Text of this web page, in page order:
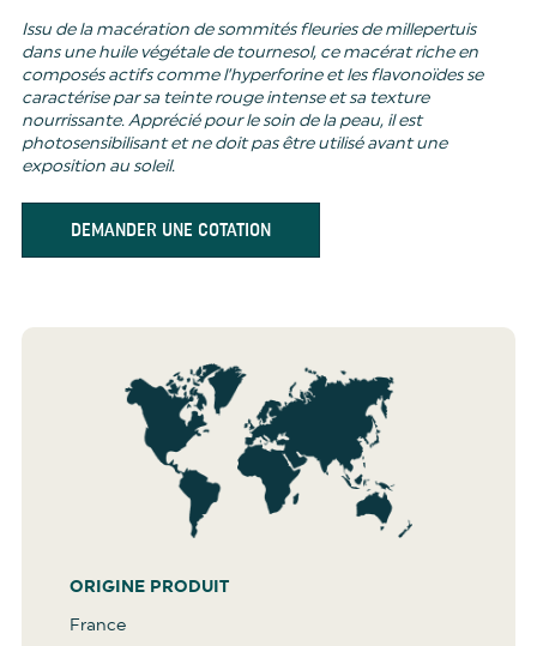
Issu de la macération de sommités fleuries de millepertuis
dans une huile végétale de tournesol, ce macérat riche en
composés actifs comme l’hyperforine et les flavonoïdes se
caractérise par sa teinte rouge intense et sa texture
nourrissante. Apprécié pour le soin de la peau, il est
photosensibilisant et ne doit pas être utilisé avant une
exposition au soleil.
DEMANDER UNE COTATION
ORIGINE PRODUIT
France